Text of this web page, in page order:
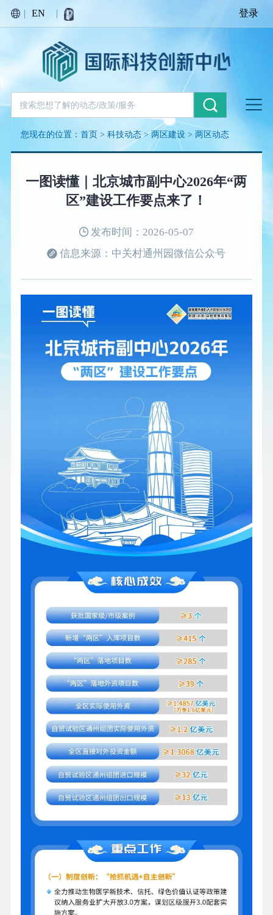
| EN | 登录
您现在的位置：首页 >科技动态>两区建设 >两区动态
一图读懂｜北京城市副中心2026年“两
区”建设工作要点来了！
发布时间：2026-05-07
信息来源：中关村通州园微信公众号